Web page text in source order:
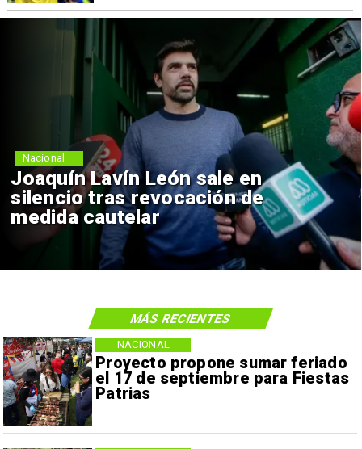
Joaquín Lavín León sale en
silencio tras revocación de
medida cautelar
Nacional
Proyecto propone sumar feriado
el 17 de septiembre para Fiestas
Patrias
NACIONAL
MÁS RECIENTES